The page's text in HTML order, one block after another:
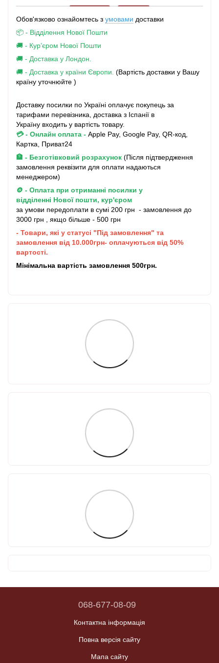
Обов'язково ознайомтесь з умовами доставки
📦 - Відділення Нової Пошти
🚚 - Кур’єром Нової Пошти
🚚 - Доставка у Лондон.
🚚 - Доставка у країни Європи. (Вартість доставки у Вашу
країну уточнюйте )
Доставку посилки по Україні оплачує покупець за
тарифами перевізника, доставка з Іспанії в
Україну входить у вартість товару.
💳 - Онлайн оплата - Apple Pay, Google Pay, QR-код,
Картка, Приват24
🏦 - Безготівковий розрахунок (Після підтвердження
замовлення реквізити для оплати надаються
менеджером)
🪙 - Оплата при отриманні посилки у
відділенні Нової пошти, кур'єром
за умови передоплати в сумі 200 грн - замовлення до
3000 грн , якщо більше - 500 грн
- Товари, які у статусі "Під замовлення" та
замовлення від 10.000грн- оплачуються від 50%
вартості.
Мінімальна вартість замовлення 500грн.
068-677-08-09
Контактна інформація
Повна версія сайту
Мапа сайту